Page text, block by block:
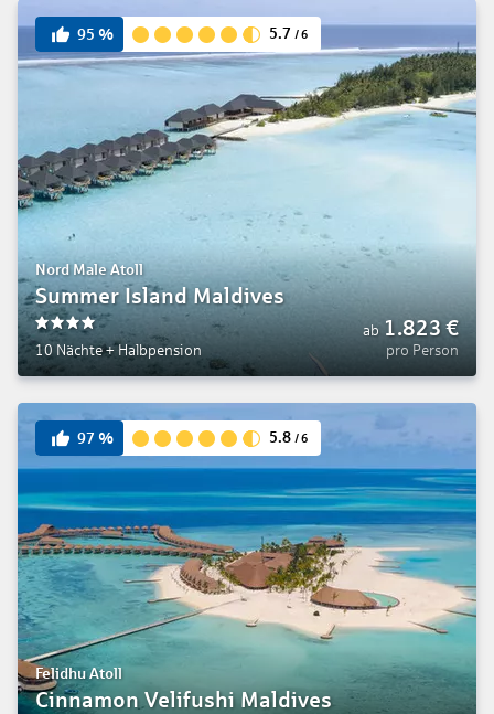
95 % 5.7 /6
Nord Male Atoll
Summer Island Maldives
4
10 Nächte+Halbpension
ab 1.823€
pro Person
97 % 5.8 /6
Felidhu Atoll
Cinnamon Velifushi Maldives